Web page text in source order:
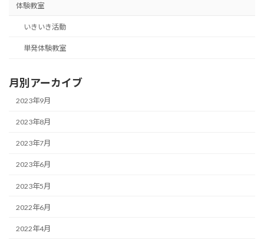
体験教室
いきいき活動
単発体験教室
月別アーカイブ
2023年9月
2023年8月
2023年7月
2023年6月
2023年5月
2022年6月
2022年4月